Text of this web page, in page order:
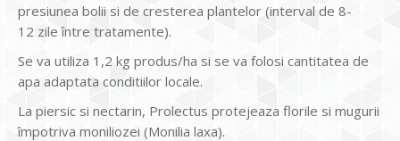
presiunea bolii si de cresterea plantelor (interval de 8-
12 zile între tratamente).
Se va utiliza 1,2 kg produs/ha si se va folosi cantitatea de
apa adaptata conditiilor locale.
La piersic si nectarin, Prolectus protejeaza florile si mugurii
împotriva moniliozei (Monilia laxa).